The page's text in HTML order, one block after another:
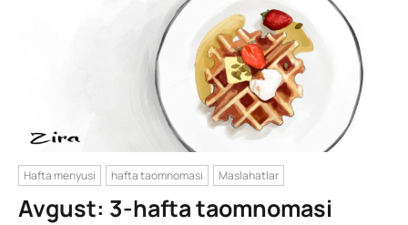
Hafta menyusi hafta taomnomasi Maslahatlar
Avgust: 3-hafta taomnomasi